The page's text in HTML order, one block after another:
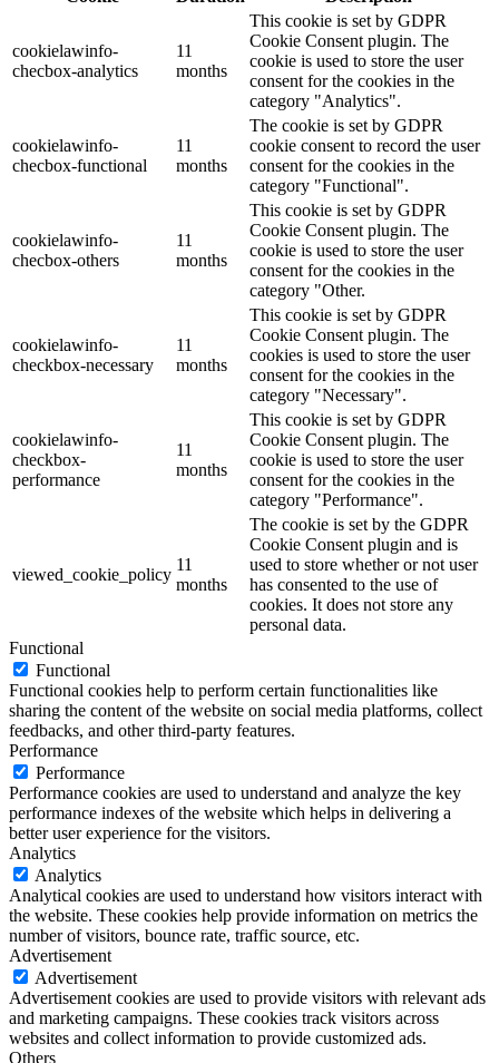
cookielawinfo-
checbox-analytics
11
months
This cookie is set by GDPR
Cookie Consent plugin. The
cookie is used to store the user
consent for the cookies in the
category "Analytics".
cookielawinfo-
checbox-functional
11
months
The cookie is set by GDPR
cookie consent to record the user
consent for the cookies in the
category "Functional".
cookielawinfo-
checbox-others
11
months
This cookie is set by GDPR
Cookie Consent plugin. The
cookie is used to store the user
consent for the cookies in the
category "Other.
cookielawinfo-
checkbox-necessary
11
months
This cookie is set by GDPR
Cookie Consent plugin. The
cookies is used to store the user
consent for the cookies in the
category "Necessary".
cookielawinfo-
checkbox-
performance
11
months
This cookie is set by GDPR
Cookie Consent plugin. The
cookie is used to store the user
consent for the cookies in the
category "Performance".
viewed_cookie_policy
11
months
The cookie is set by the GDPR
Cookie Consent plugin and is
used to store whether or not user
has consented to the use of
cookies. It does not store any
personal data.
Functional
Functional
Functional cookies help to perform certain functionalities like
sharing the content of the website on social media platforms, collect
feedbacks, and other third-party features.
Performance
Performance
Performance cookies are used to understand and analyze the key
performance indexes of the website which helps in delivering a
better user experience for the visitors.
Analytics
Analytics
Analytical cookies are used to understand how visitors interact with
the website. These cookies help provide information on metrics the
number of visitors, bounce rate, traffic source, etc.
Advertisement
Advertisement
Advertisement cookies are used to provide visitors with relevant ads
and marketing campaigns. These cookies track visitors across
websites and collect information to provide customized ads.
Others